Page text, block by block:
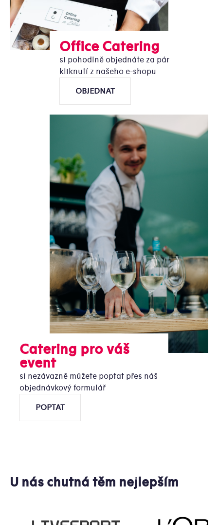
Office Catering
si pohodlně objednáte za pár
kliknutí z našeho e-shopu
OBJEDNAT
Catering pro váš
event
si nezávazně můžete poptat přes náš
objednávkový formulář
POPTAT
U nás chutná těm nejlepším